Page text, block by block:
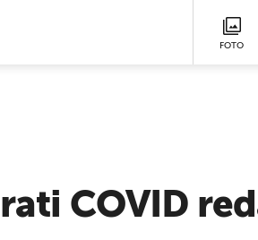
FOTO
COVID